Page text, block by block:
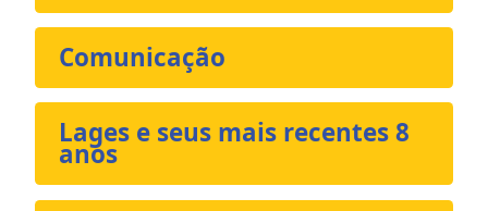
Comunicação
Lages e seus mais recentes 8
anos